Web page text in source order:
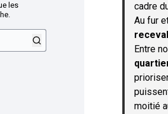
les
cadre
Au fur
Entre
moitié